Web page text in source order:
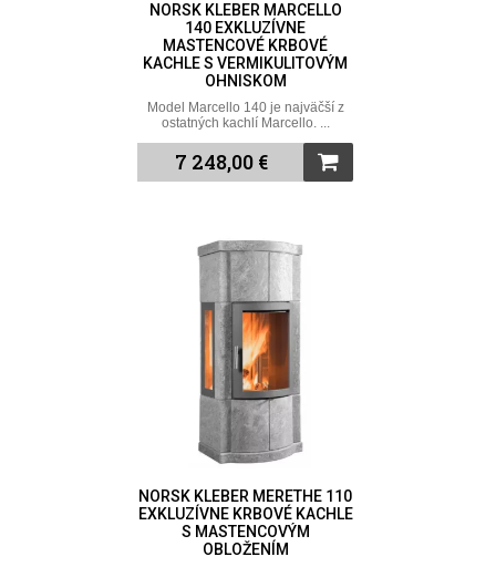
NORSK KLEBER MARCELLO
140 EXKLUZÍVNE
MASTENCOVÉ KRBOVÉ
KACHLE S VERMIKULITOVÝM
OHNISKOM
Model Marcello 140 je najväčší z
ostatných kachlí Marcello. ...
7 248,00 €
NORSK KLEBER MERETHE 110
EXKLUZÍVNE KRBOVÉ KACHLE
S MASTENCOVÝM
OBLOŽENÍM